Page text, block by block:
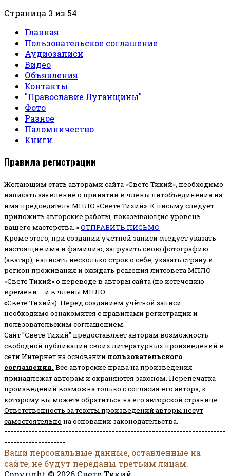
Страница 3 из 54
Главная
Пользовательское соглашение
Аудиозаписи
Видео
Объявления
Контакты
"Православие Луганщины"
Фото
Разное
Паломничество
Книги
Правила регистрации
Желающим стать авторами сайта «Свете Тихий», необходимо
написать заявление о принятии в члены литобъединения на
имя председателя МПЛО «Свете Тихий». К письму следует
приложить авторские работы, показывающие уровень
вашего мастерства. »ОТПРАВИТЬ ПИСЬМО
Кроме этого, при создании учетной записи следует указать
настоящие имя и фамилию, загрузить свою фотографию
(аватар), написать несколько строк о себе, указать страну и
регион проживания и ожидать решения литсовета МПЛО
«Свете Тихий» о переводе в авторы сайта (по истечению
времени – и в члены МПЛО
«Свете Тихий»). Перед созданием учётной записи
необходимо ознакомится с правилами регистрации и
пользовательским соглашением.
Сайт "Свете Тихий" предоставляет авторам возможность
свободной публикации своих литературных произведений в
сети Интернет на основании пользовательского
соглашения. Все авторские права на произведения
принадлежат авторам и охраняются законом. Перепечатка
произведений возможна только с согласия его автора, к
которому вы можете обратиться на его авторской странице.
Ответственность за тексты произведений авторы несут
самостоятельно на основании законодательства.
------------------------------------------------------------------------
--------------------
Ваши персональные данные, оставленные на
сайте, не будут переданы третьим лицам.